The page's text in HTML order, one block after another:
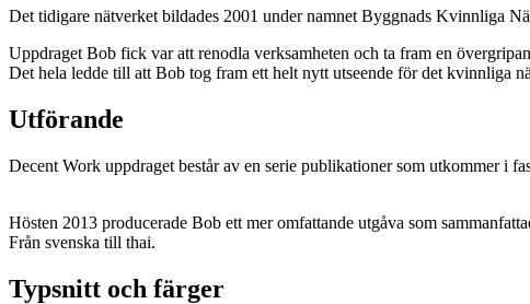
Det tidigare nätverket bildades 2001 under namnet Byggnads Kvinnliga
Uppdraget Bob fick var att renodla verksamheten och ta fram en
Det hela ledde till att Bob tog fram ett helt nytt utseende för det kvinnliga
Utförande
Decent Work uppdraget består av en serie publikationer som utkommer i
Hösten 2013 producerade Bob ett mer omfattande utgåva som
Från svenska till thai.
Typsnitt och färger